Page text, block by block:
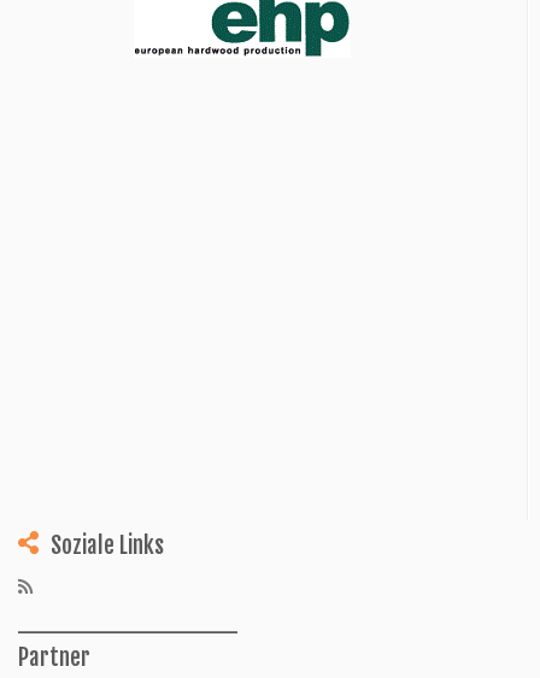
Soziale Links
Partner